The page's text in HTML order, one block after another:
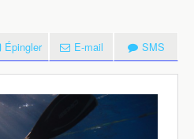
Épingler E-mail SMS